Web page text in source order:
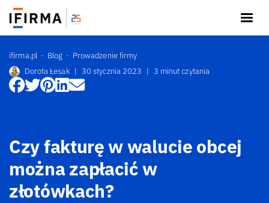
ifirma.pl Blog
Prowadzenie firmy
Dorota Łesak | 30 stycznia 2023 | 3 minut czytania
Czy fakturę w walucie obcej
można zapłacić w
złotówkach?